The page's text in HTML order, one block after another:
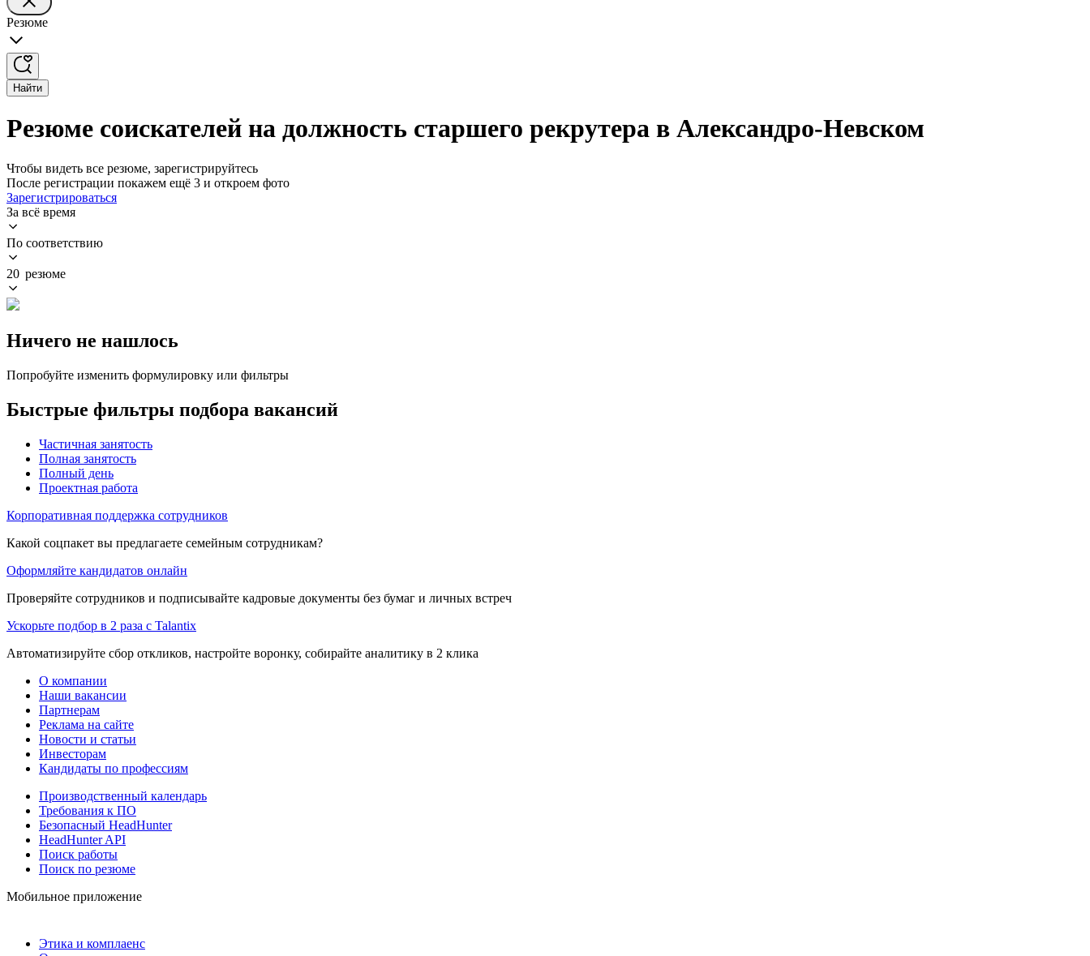
Резюме
Найти
Резюме соискателей на должность старшего рекрутера в Александро-Невском
Чтобы видеть все резюме, зарегистрируйтесь
После регистрации покажем ещё 3 и откроем фото
Зарегистрироваться
За всё время
По соответствию
20 резюме
Ничего не нашлось
Попробуйте изменить формулировку или фильтры
Быстрые фильтры подбора вакансий
Частичная занятость
Полная занятость
Полный день
Проектная работа
Корпоративная поддержка сотрудников
Какой соцпакет вы предлагаете семейным сотрудникам?
Оформляйте кандидатов онлайн
Проверяйте сотрудников и подписывайте кадровые документы без бумаг и личных встреч
Ускорьте подбор в 2 раза с Talantix
Автоматизируйте сбор откликов, настройте воронку, собирайте аналитику в 2 клика
О компании
Наши вакансии
Партнерам
Реклама на сайте
Новости и статьи
Инвесторам
Кандидаты по профессиям
Производственный календарь
Требования к ПО
Безопасный HeadHunter
HeadHunter API
Поиск работы
Поиск по резюме
Мобильное приложение
Этика и комплаенс